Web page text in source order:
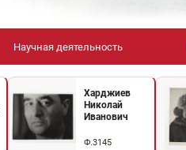
Научная деятельность
Харджиев
Николай
Иванович
Ф.3145